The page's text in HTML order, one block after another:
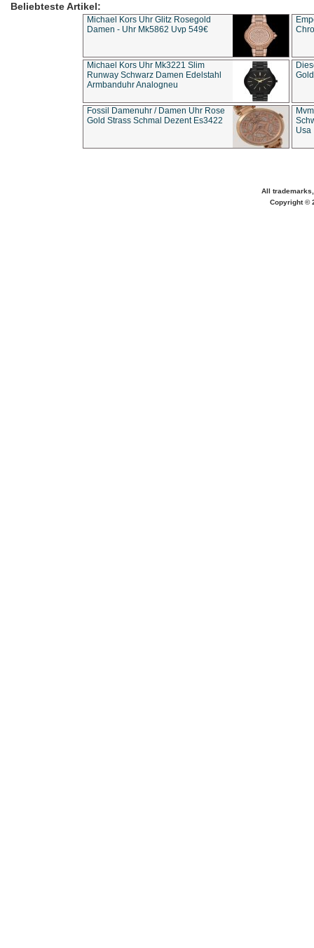
Beliebteste Artikel:
Michael Kors Uhr Glitz Rosegold
Damen - Uhr Mk5862 Uvp 549€
Michael Kors Uhr Mk3221 Slim
Runway Schwarz Damen Edelstahl
Armbanduhr Analogneu
Fossil Damenuhr / Damen Uhr Rose
Gold Strass Schmal Dezent Es3422
Usa
All
Copyright ©